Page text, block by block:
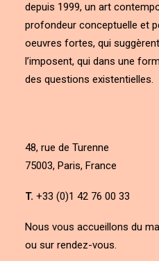
depuis 1999, un art
profondeur conceptuelle et
oeuvres fortes, qui
l’imposent, qui dans une
des questions existentielles.
48, rue de Turenne
75003, Paris, France
T. +33 (0)1 42 76 00 33
Nous vous accueillons du
ou sur rendez-vous.